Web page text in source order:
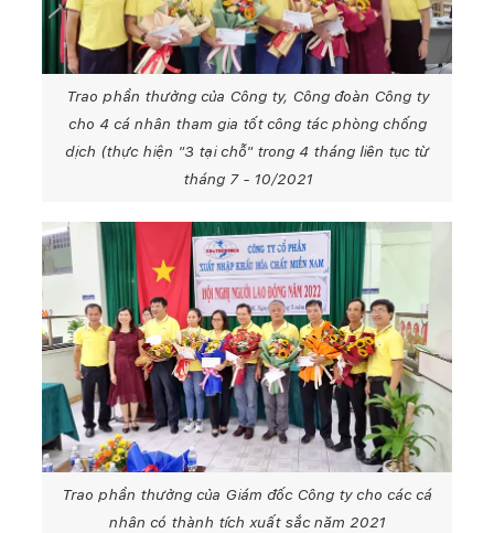
Trao phần thưởng của Công ty, Công đoàn Công ty
cho 4 cá nhân tham gia tốt công tác phòng chống
dịch (thực hiện "3 tại chỗ" trong 4 tháng liên tục từ
tháng 7 - 10/2021
Trao phần thưởng của Giám đốc Công ty cho các cá
nhân có thành tích xuất sắc năm 2021